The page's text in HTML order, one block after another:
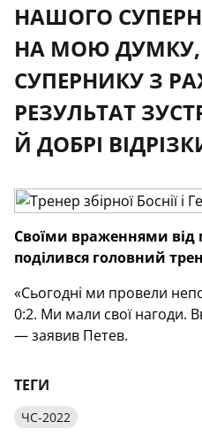
НАШОГО
НА МОЮ ДУМКУ,
СУПЕРНИКУ З
РЕЗУЛЬТАТ
Й ДОБРІ
Своїми враженнями від
поділився головний
«Сьогодні ми провели
0:2. Ми мали свої нагоди.
— заявив Петев.
ТЕГИ
ЧС-2022